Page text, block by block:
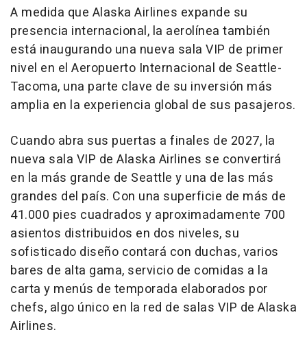
A medida que Alaska Airlines expande su
presencia internacional, la aerolínea también
está inaugurando una nueva sala VIP de primer
nivel en el Aeropuerto Internacional de Seattle-
Tacoma, una parte clave de su inversión más
amplia en la experiencia global de sus pasajeros.
Cuando abra sus puertas a finales de 2027, la
nueva sala VIP de Alaska Airlines se convertirá
en la más grande de Seattle y una de las más
grandes del país. Con una superficie de más de
41.000 pies cuadrados y aproximadamente 700
asientos distribuidos en dos niveles, su
sofisticado diseño contará con duchas, varios
bares de alta gama, servicio de comidas a la
carta y menús de temporada elaborados por
chefs, algo único en la red de salas VIP de Alaska
Airlines.